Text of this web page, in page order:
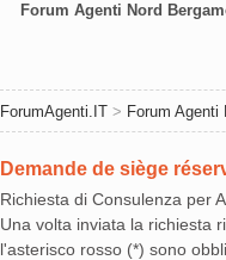
Forum Agenti Nord
ForumAgenti.IT > Forum Agenti
Demande de siège
Richiesta di Consulenza per
Una volta inviata la richiesta
l'asterisco rosso (*) sono